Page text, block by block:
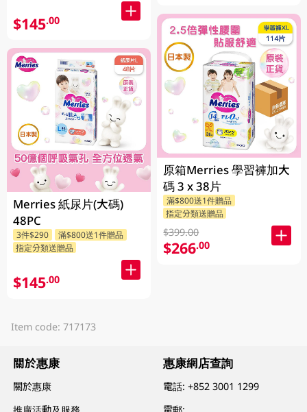
$145.00
Merries 紙尿片(大碼)
48PC
3件$290
滿$800送1件贈品
指定分類送贈品
$145.00
原箱Merries 學習褲加大
碼 3 x 38片
滿$800送1件贈品
指定分類送贈品
$399.00
$266.00
Item code: 717173
關於惠康
關於惠康
惠康網店查詢
電話:+852 3001 1299